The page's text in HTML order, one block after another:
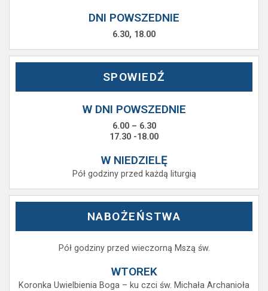
DNI POWSZEDNIE
6.30, 18.00
SPOWIEDŹ
W DNI POWSZEDNIE
6.00 – 6.30
17.30 -18.00
W NIEDZIELĘ
Pół godziny przed każdą liturgią
NABOŻEŃSTWA
Pół godziny przed wieczorną Mszą św.
WTOREK
Koronka Uwielbienia Boga – ku czci św. Michała Archanioła